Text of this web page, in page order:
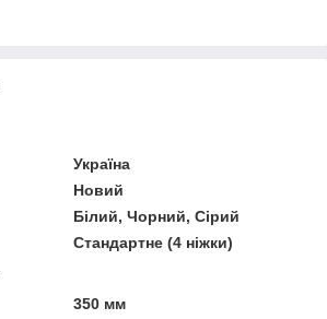
Україна
Новий
Білий, Чорний, Сірий
Стандартне (4 ніжки)
350 мм